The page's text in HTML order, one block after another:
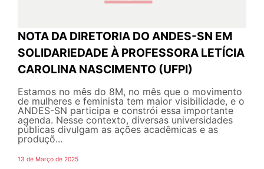
NOTA DA DIRETORIA DO ANDES-SN EM
SOLIDARIEDADE À PROFESSORA LETÍCIA
CAROLINA NASCIMENTO (UFPI)
Estamos no mês do 8M, no mês que o movimento
de mulheres e feminista tem maior visibilidade, e o
ANDES-SN participa e constrói essa importante
agenda. Nesse contexto, diversas universidades
públicas divulgam as ações acadêmicas e as
produçõ...
13 de Março de 2025